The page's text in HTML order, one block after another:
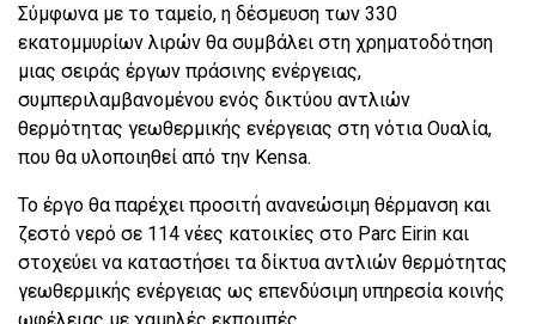
Σύμφωνα με το ταμείο, η δέσμευση των 330
εκατομμυρίων λιρών θα συμβάλει στη χρηματοδότηση
μιας σειράς έργων πράσινης ενέργειας,
συμπεριλαμβανομένου ενός δικτύου αντλιών
θερμότητας γεωθερμικής ενέργειας στη νότια Ουαλία,
που θα υλοποιηθεί από την Kensa.
Το έργο θα παρέχει προσιτή ανανεώσιμη θέρμανση και
ζεστό νερό σε 114 νέες κατοικίες στο Parc Eirin και
στοχεύει να καταστήσει τα δίκτυα αντλιών θερμότητας
γεωθερμικής ενέργειας ως επενδύσιμη υπηρεσία κοινής